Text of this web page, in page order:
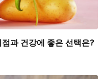
과 건강에 좋은 선택은?